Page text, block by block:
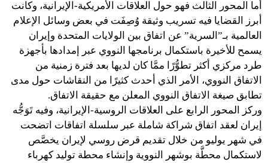
أما المحور الثالث فهو حول العلاقات الأمريكية-الإيرانية، وكانت
أبرز القضايا فيه تسريب وثيقة وُصِفَت في بعض وسائل الإعلام
العالمية بـ”السرية” عن اتفاق بين الولايات المتحدة وإيران
يسمح للأخيرة باستكمال برنامجها النووي عبر إمدادها بأجهزة
طرد مركزي أكثر تطوُّرًا ممَّا كان لديها بعد فترة زمنية من
الاتفاق النووي، الأمر الذي أحدث كثيرًا من النقاشات حول مدى
تطابق صيغة الاتفاق النووي المعلن مع حقيقة الاتفاق.
وركز المحور الرابع على العلاقات الروسية-الإيرانية، وفيه تَوَجُّه
إيران لعقد اتفاق شراكة شاملة عبر سلسلة اتفاقات اتضحت
في شهر يوليو من خلال تقديم قرض روسي لإيران يخصَّص
لاستكمال محطَّة بوشهر النووية وإنشاء محطة توليد كهرباء